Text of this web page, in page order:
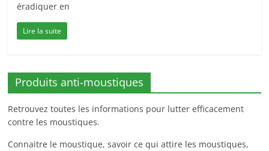
éradiquer en
Lire la suite
Produits anti-moustiques
Retrouvez toutes les informations pour lutter efficacement
contre les moustiques.
Connaitre le moustique, savoir ce qui attire les moustiques,